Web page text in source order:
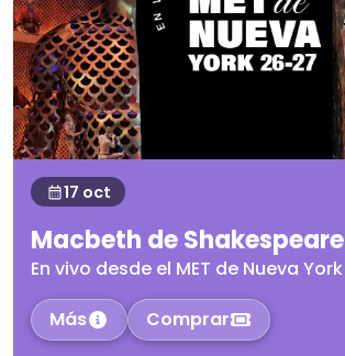
17 oct
Macbeth de Shakespeare
En vivo desde el MET de Nueva York
Más
Comprar